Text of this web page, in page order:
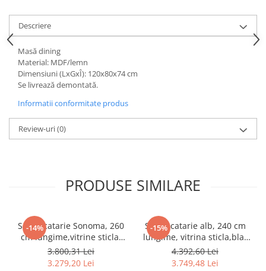
Paturi lemn & pal
Paturi metalice
Paturi tapitate
Saltele
Seturi dormitoare complete
Suporturi saltea/Somiere/Gratii
pentru pat
Colectia casmir -seturi
Pantofare Hol
Set mobilier Hol modern cu
panouri tapitate
Seturi hol cuiere
Descriere
Masă dining
Material: MDF/lemn
Dimensiuni (LxGxÎ): 120x80x74 cm
Se livrează demontată.
Informatii conformitate produs
Review-uri(0)
PRODUSE SIMILARE
-14%
Set Bucatarie Sonoma, 260
cm lungime,vitrine sticla,
blat termorezistent
inclus,Bortis Impex
3.800,31 Lei
3.279,20 Lei
-15%
Set Bucatarie alb, 240 cm
lungime, vitrina sticla,blat
termorezistent inclus,Bortis
Impex
4.392,60 Lei
3.749,48 Lei